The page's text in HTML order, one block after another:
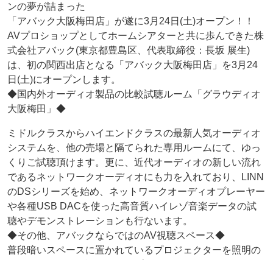
ンの夢が詰まった
「アバック大阪梅田店」が遂に3月24日(土)オープン！！
AVプロショップとしてホームシアターと共に歩んできた株
式会社アバック(東京都豊島区、代表取締役：長坂 展生)
は、初の関西出店となる「アバック大阪梅田店」を3月24
日(土)にオープンします。
◆国内外オーディオ製品の比較試聴ルーム「グラウディオ
大阪梅田」◆
ミドルクラスからハイエンドクラスの最新人気オーディオ
システムを、他の売場と隔てられた専用ルームにて、ゆっ
くりご試聴頂けます。更に、近代オーディオの新しい流れ
であるネットワークオーディオにも力を入れており、LINN
のDSシリーズを始め、ネットワークオーディオプレーヤー
や各種USB DACを使った高音質ハイレゾ音楽データの試
聴やデモンストレーションも行ないます。
◆その他、アバックならではのAV視聴スペース◆
普段暗いスペースに置かれているプロジェクターを照明の